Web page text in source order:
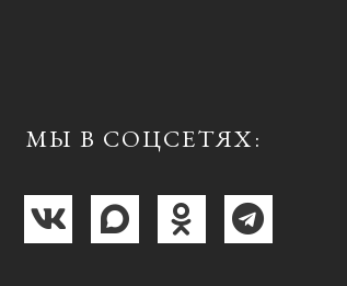
МЫ В СОЦСЕТЯХ: